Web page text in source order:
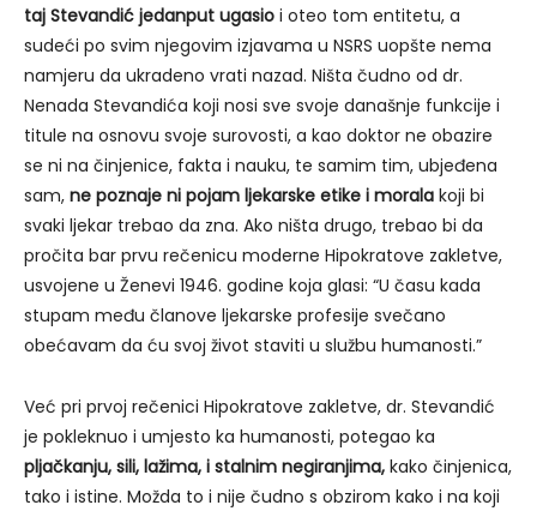
taj Stevandić jedanput ugasio i oteo tom entitetu, a
sudeći po svim njegovim izjavama u NSRS uopšte nema
namjeru da ukradeno vrati nazad. Ništa čudno od dr.
Nenada Stevandića koji nosi sve svoje današnje funkcije i
titule na osnovu svoje surovosti, a kao doktor ne obazire
se ni na činjenice, fakta i nauku, te samim tim, ubjeđena
sam, ne poznaje ni pojam ljekarske etike i morala koji bi
svaki ljekar trebao da zna. Ako ništa drugo, trebao bi da
pročita bar prvu rečenicu moderne Hipokratove zakletve,
usvojene u Ženevi 1946. godine koja glasi: “U času kada
stupam među članove ljekarske profesije svečano
obećavam da ću svoj život staviti u službu humanosti.”
Već pri prvoj rečenici Hipokratove zakletve, dr. Stevandić
je pokleknuo i umjesto ka humanosti, potegao ka
pljačkanju, sili, lažima, i stalnim negiranjima, kako činjenica,
tako i istine. Možda to i nije čudno s obzirom kako i na koji